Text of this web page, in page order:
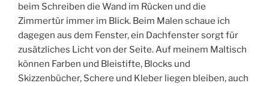
beim Schreiben die Wand im Rücken und die
Zimmertür immer im Blick. Beim Malen schaue ich
dagegen aus dem Fenster, ein Dachfenster sorgt für
zusätzliches Licht von der Seite. Auf meinem Maltisch
können Farben und Bleistifte, Blocks und
Skizzenbücher, Schere und Kleber liegen bleiben, auch